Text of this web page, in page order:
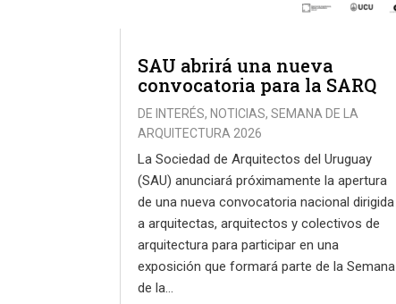
SAU abrirá una nueva
convocatoria para la SARQ
DE INTERÉS, NOTICIAS,SEMANA DE LA
ARQUITECTURA 2026
La Sociedad de Arquitectos del Uruguay
(SAU) anunciará próximamente la apertura
de una nueva convocatoria nacional dirigida
a arquitectas, arquitectos y colectivos de
arquitectura para participar en una
exposición que formará parte de la Semana
de la...